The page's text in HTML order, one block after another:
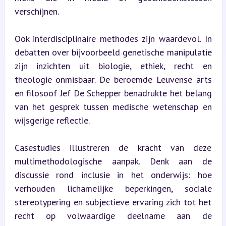
verschijnen.
Ook interdisciplinaire methodes zijn waardevol. In
debatten over bijvoorbeeld genetische manipulatie
zijn inzichten uit biologie, ethiek, recht en
theologie onmisbaar. De beroemde Leuvense arts
en filosoof Jef De Schepper benadrukte het belang
van het gesprek tussen medische wetenschap en
wijsgerige reflectie.
Casestudies illustreren de kracht van deze
multimethodologische aanpak. Denk aan de
discussie rond inclusie in het onderwijs: hoe
verhouden lichamelijke beperkingen, sociale
stereotypering en subjectieve ervaring zich tot het
recht op volwaardige deelname aan de